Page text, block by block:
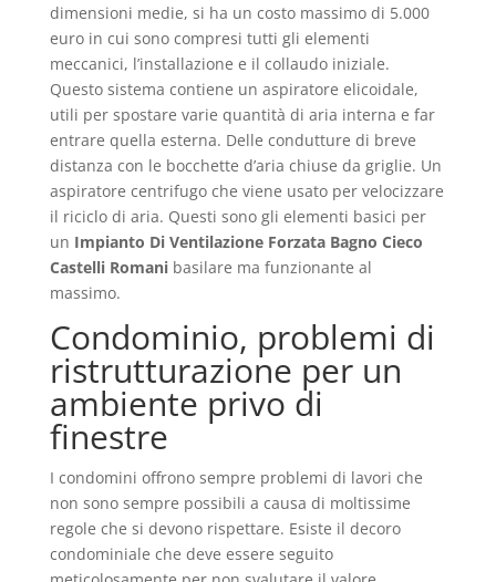
dimensioni medie, si ha un costo massimo di 5.000
euro in cui sono compresi tutti gli elementi
meccanici, l’installazione e il collaudo iniziale.
Questo sistema contiene un aspiratore elicoidale,
utili per spostare varie quantità di aria interna e far
entrare quella esterna. Delle condutture di breve
distanza con le bocchette d’aria chiuse da griglie. Un
aspiratore centrifugo che viene usato per velocizzare
il riciclo di aria. Questi sono gli elementi basici per
un Impianto Di Ventilazione Forzata Bagno Cieco
Castelli Romanibasilare ma funzionante al
massimo.
Condominio, problemi di
ristrutturazione per un
ambiente privo di
finestre
I condomini offrono sempre problemi di lavori che
non sono sempre possibili a causa di moltissime
regole che si devono rispettare. Esiste il decoro
condominiale che deve essere seguito